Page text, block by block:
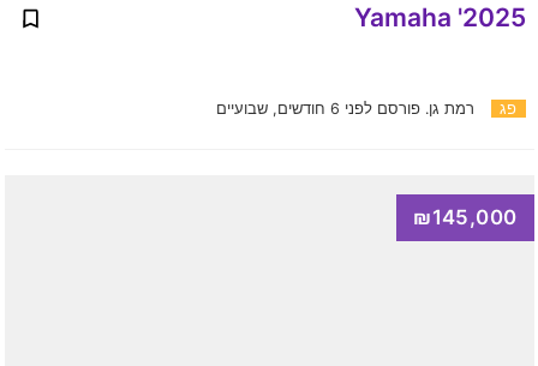
2025' Yamaha
פג רמת גן.פורסם לפני 6 חודשים, שבועיים
₪145,000